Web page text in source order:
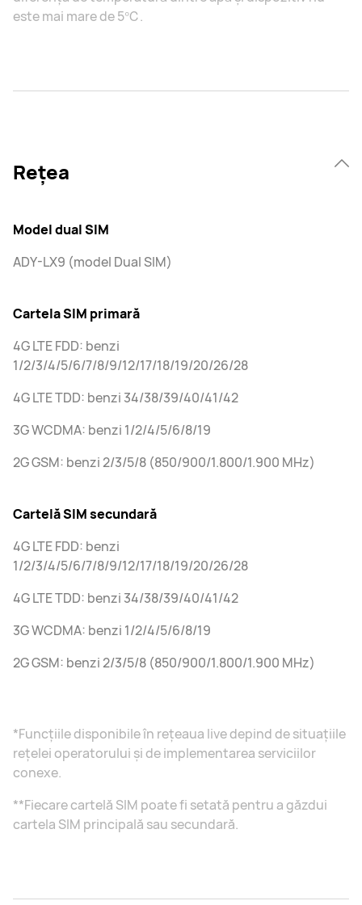
este mai mare de 5℃.
Rețea
Model dual SIM
ADY-LX9 (model Dual SIM)
Cartela SIM primară
4G LTE FDD: benzi
1/2/3/4/5/6/7/8/9/12/17/18/19/20/26/28
4G LTE TDD: benzi 34/38/39/40/41/42
3G WCDMA: benzi 1/2/4/5/6/8/19
2G GSM: benzi 2/3/5/8 (850/900/1.800/1.900 MHz)
Cartelă SIM secundară
4G LTE FDD: benzi
1/2/3/4/5/6/7/8/9/12/17/18/19/20/26/28
4G LTE TDD: benzi 34/38/39/40/41/42
3G WCDMA: benzi 1/2/4/5/6/8/19
2G GSM: benzi 2/3/5/8 (850/900/1.800/1.900 MHz)
*Funcțiile disponibile în rețeaua live depind de situațiile
rețelei operatorului și de implementarea serviciilor
conexe.
**Fiecare cartelă SIM poate fi setată pentru a găzdui
cartela SIM principală sau secundară.